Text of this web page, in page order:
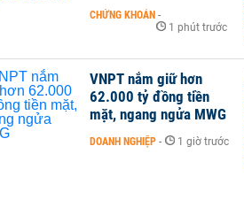
CHỨNG KHOÁN -
1 phút trước
VNPT nắm giữ hơn
62.000 tỷ đồng tiền
mặt, ngang ngửa MWG
DOANH NGHIỆP - 1 giờ trước